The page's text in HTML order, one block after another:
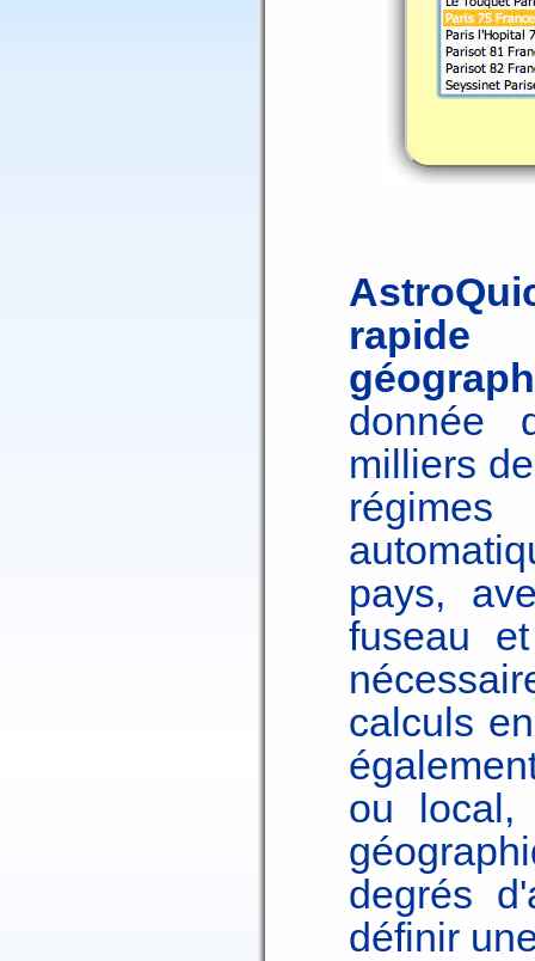
donnée
milliers
pays,
fuseau
calculs
ou local,
degrés
définir